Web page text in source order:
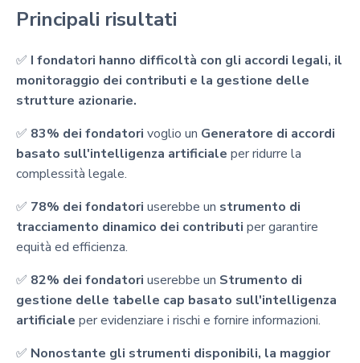
Principali risultati
✅ I fondatori hanno difficoltà con gli accordi legali, il
monitoraggio dei contributi e la gestione delle
strutture azionarie.
✅ 83% dei fondatori voglio un Generatore di accordi
basato sull'intelligenza artificiale per ridurre la
complessità legale.
✅ 78% dei fondatori userebbe un strumento di
tracciamento dinamico dei contributi per garantire
equità ed efficienza.
✅ 82% dei fondatori userebbe un Strumento di
gestione delle tabelle cap basato sull'intelligenza
artificiale per evidenziare i rischi e fornire informazioni.
✅ Nonostante gli strumenti disponibili, la maggior